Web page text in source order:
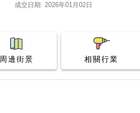
成交日期: 2026年01月02日
周邊街景 相關行業